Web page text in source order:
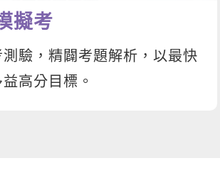
擬考
驗，精闢考題解析，以最快
高分目標。